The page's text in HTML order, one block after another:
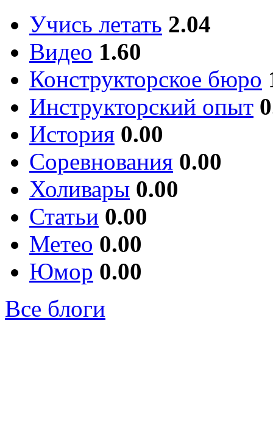
Учись летать 2.04
Видео 1.60
Конструкторское бюро
Инструкторский опыт
История 0.00
Соревнования 0.00
Холивары 0.00
Статьи 0.00
Метео 0.00
Юмор 0.00
Все блоги